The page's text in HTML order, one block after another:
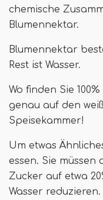
chemische
Blumennektar.
Blumennektar
Rest ist Wasser.
Wo finden Sie
genau auf den
Speisekammer!
Um etwas
essen. Sie
Zucker auf etwa
Wasser